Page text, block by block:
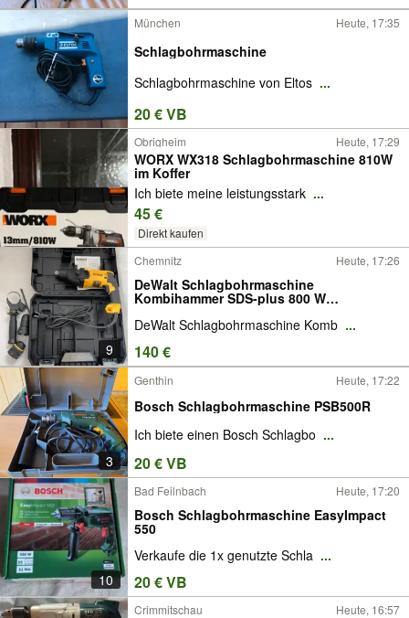
München Heute, 17:35
Schlagbohrmaschine
Schlagbohrmaschine von Eltos ...
20 € VB
Obrigheim Heute, 17:29
WORX WX318 Schlagbohrmaschine 810W
im Koffer
Ich biete meine leistungsstark ...
45 €
Direkt kaufen
9
Chemnitz Heute, 17:26
DeWalt Schlagbohrmaschine
Kombihammer SDS-plus 800 W
DeWalt Schlagbohrmaschine Komb ...
140 €
3
Genthin Heute, 17:22
Bosch Schlagbohrmaschine PSB500R
Ich biete einen Bosch Schlagbo ...
20 € VB
10
Bad Feilnbach Heute, 17:20
Bosch Schlagbohrmaschine EasyImpact
550
Verkaufe die 1x genutzte Schla ...
20 € VB
Crimmitschau Heute, 16:57